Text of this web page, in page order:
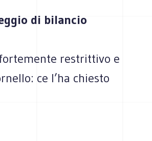
di bilancio
fortemente restrittivo e
ce l’ha chiesto